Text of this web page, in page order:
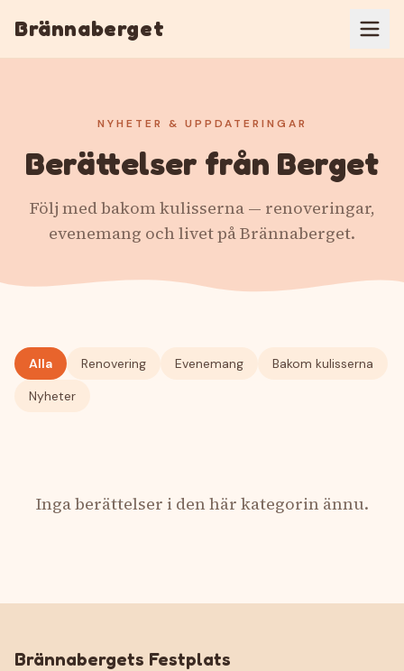
Brännaberget
NYHETER & UPPDATERINGAR
Berättelser från Berget
Följ med bakom kulisserna — renoveringar,
evenemang och livet på Brännaberget.
Alla Renovering Evenemang
Bakom kulisserna
Nyheter
Inga berättelser i den här kategorin ännu.
Brännabergets Festplats